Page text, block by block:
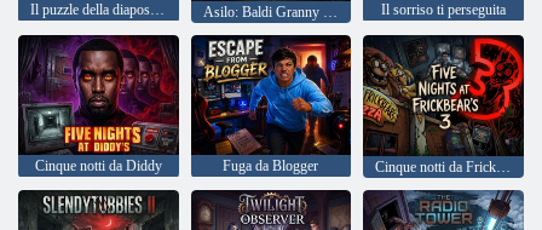
Il puzzle della diapositiva di Slender Man Il sorriso ti perseguita
Cinque notti da Diddy Fuga da Blogger Cinque notti da Frickbear 3